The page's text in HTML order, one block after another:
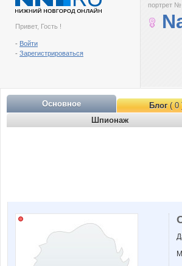
Привет, Гость !
- Войти
- Зарегистрироваться
портрет №
Основное Блог( 0
Шпионаж